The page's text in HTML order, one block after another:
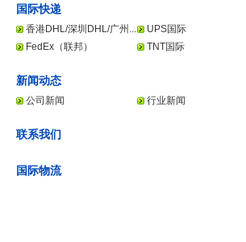
国际快递
香港DHL/深圳DHL/广州...
UPS国际
FedEx（联邦）
TNT国际
新闻动态
公司新闻 行业新闻
联系我们
国际物流